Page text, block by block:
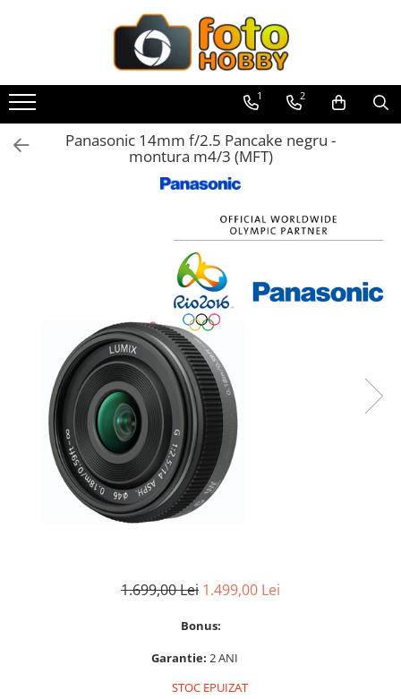
Aparate Foto
Aparate Foto Mirrorless
Aparate Foto DSLR
Obiective DSLR
Huse si tocuri protectie obiective
Obiective Cinematice
Parasolare
Teleconvertoare
Adaptoare montura / baioneta
Capace obiectiv si camera
Convertoare pe filet foto video
1 2
Panasonic 14mm f/2.5 Pancake negru -
montura m4/3 (MFT)
1.699,00 Lei 1.499,00 Lei
Bonus:
Garantie: 2 ANI
STOC EPUIZAT